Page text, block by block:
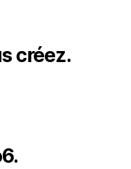
créez.